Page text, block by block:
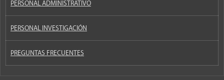
PERSONAL ADMINISTRATIVO
PERSONAL INVESTIGACIÓN
PREGUNTAS FRECUENTES